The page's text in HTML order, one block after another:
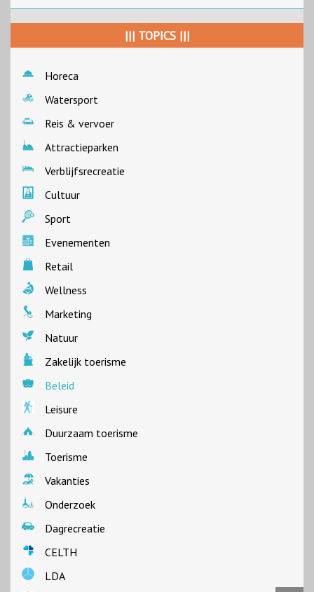
||| TOPICS |||
Horeca
Watersport
Reis & vervoer
Attractieparken
Verblijfsrecreatie
Cultuur
Sport
Evenementen
Retail
Wellness
Marketing
Natuur
Zakelijk toerisme
Beleid
Leisure
Duurzaam toerisme
Toerisme
Vakanties
Onderzoek
Dagrecreatie
CELTH
LDA